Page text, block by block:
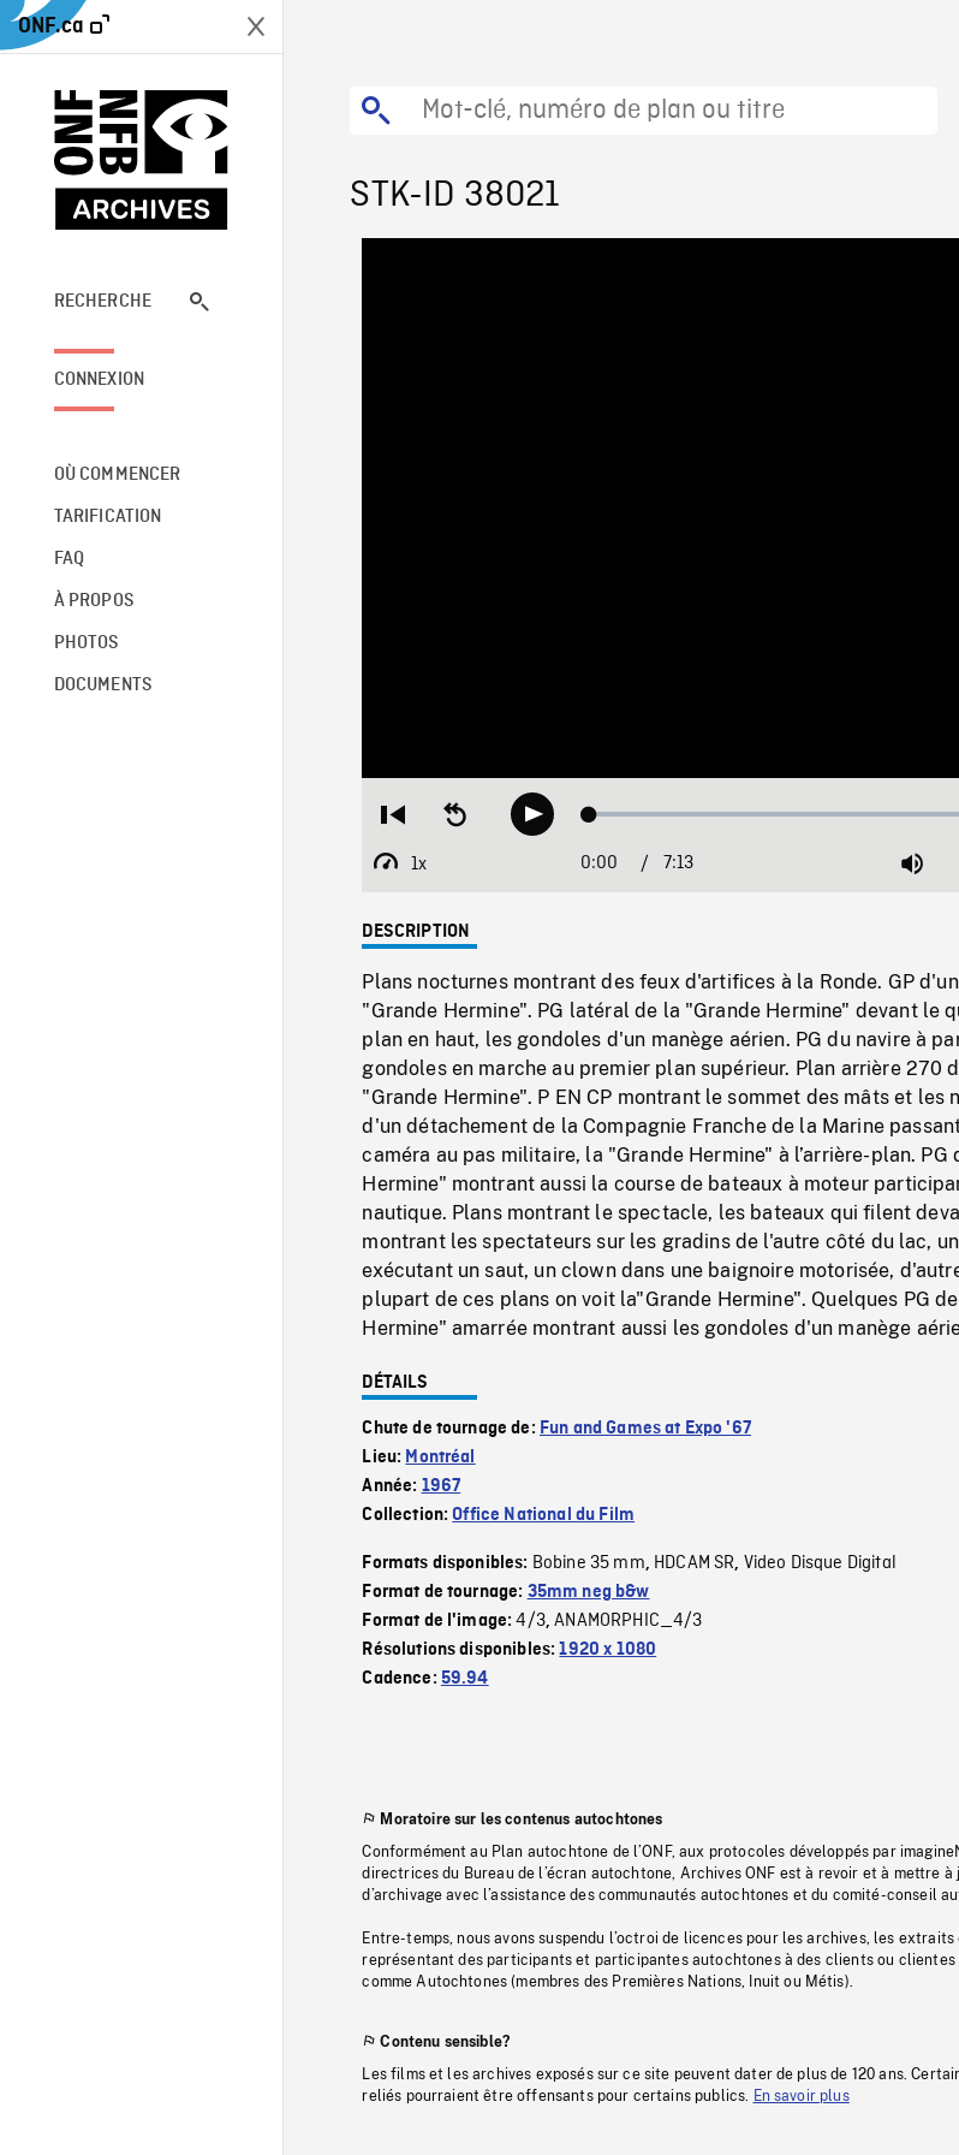
ONF.ca
RECHERCHE
CONNEXION
OÙ COMMENCER
TARIFICATION
FAQ
À PROPOS
PHOTOS
DOCUMENTS
STK-ID 38021
Restart
beginning
Seek
backwardPlay Loaded:
1x
Playback
Current
0:00 / 7:13 Mute
DESCRIPTION
Plans nocturnes montrant des feux d'artifices à la Ronde. GP
"Grande Hermine". PG latéral de la "Grande Hermine" devant le
plan en haut, les gondoles d'un manège aérien. PG du navire à
gondoles en marche au premier plan supérieur. Plan arrière 270
"Grande Hermine". P EN CP montrant le sommet des mâts et les
d'un détachement de la Compagnie Franche de la Marine
caméra au pas militaire, la "Grande Hermine" à l’arrière-plan. PG
Hermine" montrant aussi la course de bateaux à moteur
nautique. Plans montrant le spectacle, les bateaux qui filent
montrant les spectateurs sur les gradins de l'autre côté du lac,
exécutant un saut, un clown dans une baignoire motorisée,
plupart de ces plans on voit la"Grande Hermine". Quelques PG
Hermine" amarrée montrant aussi les gondoles d'un manège
DÉTAILS
Chute de tournage de: Fun and Games at Expo '67
Lieu: Montréal
Année: 1967
Collection:Office National du Film
Formats disponibles: Bobine 35 mm, HDCAM SR, Video Disque Digital
Format de tournage: 35mm neg b&w
Format de l'image:4/3,ANAMORPHIC_4/3
Résolutions disponibles:1920 x 1080
Cadence: 59.94
Moratoire sur les contenus autochtones
Conformément au Plan autochtone de l’ONF, aux protocoles développés par
directrices du Bureau de l’écran autochtone, Archives ONF est à revoir et à mettre
d’archivage avec l’assistance des communautés autochtones et du comité-conseil
Entre-temps, nous avons suspendu l’octroi de licences pour les archives, les
représentant des participants et participantes autochtones à des clients ou clientes
comme Autochtones (membres des Premières Nations, Inuit ou Métis).
Contenu sensible?
Les films et les archives exposés sur ce site peuvent dater de plus de 120 ans.
reliés pourraient être offensants pour certains publics.
En savoir plus